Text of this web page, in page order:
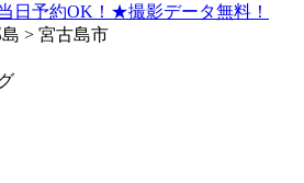
日予約OK！★撮影データ無料！
> 宮古島市